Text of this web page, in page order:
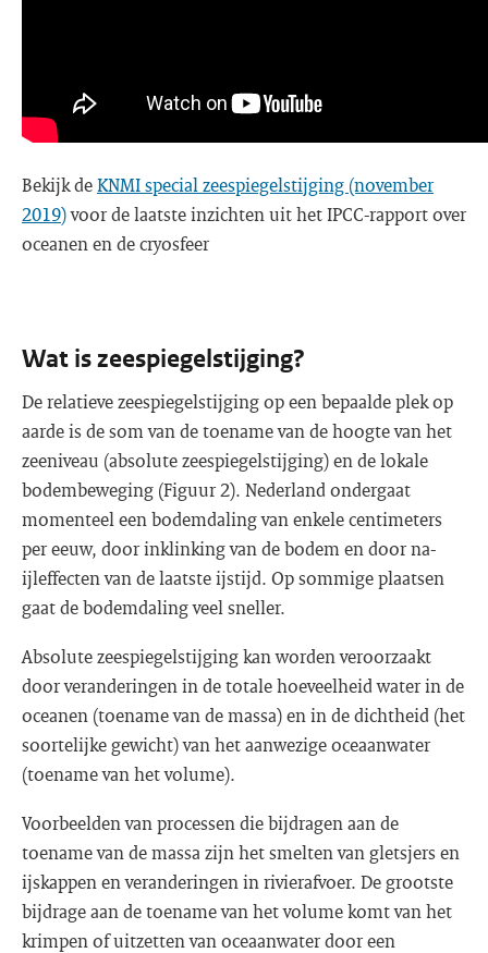
Bekijk deKNMI special zeespiegelstijging (november
2019)voor de laatste inzichten uit het IPCC-rapport over
oceanen en de cryosfeer
Wat is zeespiegelstijging?
De relatieve zeespiegelstijging op een bepaalde plek op
aarde is de som van de toename van de hoogte van het
zeeniveau (absolute zeespiegelstijging) en de lokale
bodembeweging (Figuur 2). Nederland ondergaat
momenteel een bodemdaling van enkele centimeters
per eeuw, door inklinking van de bodem en door na-
ijleffecten van de laatste ijstijd. Op sommige plaatsen
gaat de bodemdaling veel sneller.
Absolute zeespiegelstijging kan worden veroorzaakt
door veranderingen in de totale hoeveelheid water in de
oceanen (toename van de massa) en in de dichtheid (het
soortelijke gewicht) van het aanwezige oceaanwater
(toename van het volume).
Voorbeelden van processen die bijdragen aan de
toename van de massa zijn het smelten van gletsjers en
ijskappen en veranderingen in rivierafvoer. De grootste
bijdrage aan de toename van het volume komt van het
krimpen of uitzetten van oceaanwater door een